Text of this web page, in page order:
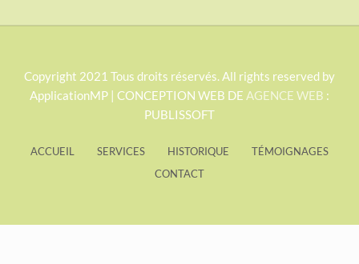
S
o
Copyright 2021 Tous droits réservés. All rights reserved by
ApplicationMP | CONCEPTION WEB DE AGENCE WEB :
PUBLISSOFT
ACCUEIL SERVICES HISTORIQUE
TÉMOIGNAGES
CONTACT